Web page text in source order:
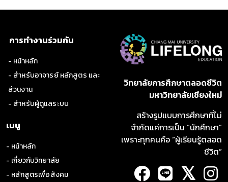
การทำงานร่วมกัน
- หน้าหลัก
- สำหรับอาจารย์ หลักสูตร และ
ส่วนงาน
- สำหรับผู้ดูแลระบบ
เมนู
- หน้าหลัก
- เกี่ยวกับวิทยาลัย
- หลักสูตรเพื่อสังคม
วิทยาลัยการศึกษาตลอดชีวิต
มหาวิทยาลัยเชียงใหม่
สร้างรูปแบบการศึกษาที่ไม่
จำกัดแค่การเป็น “นักศึกษา”
เพราะทุกคนคือ “ผู้เรียนรู้ตลอด
ชีวิต”
𝕏